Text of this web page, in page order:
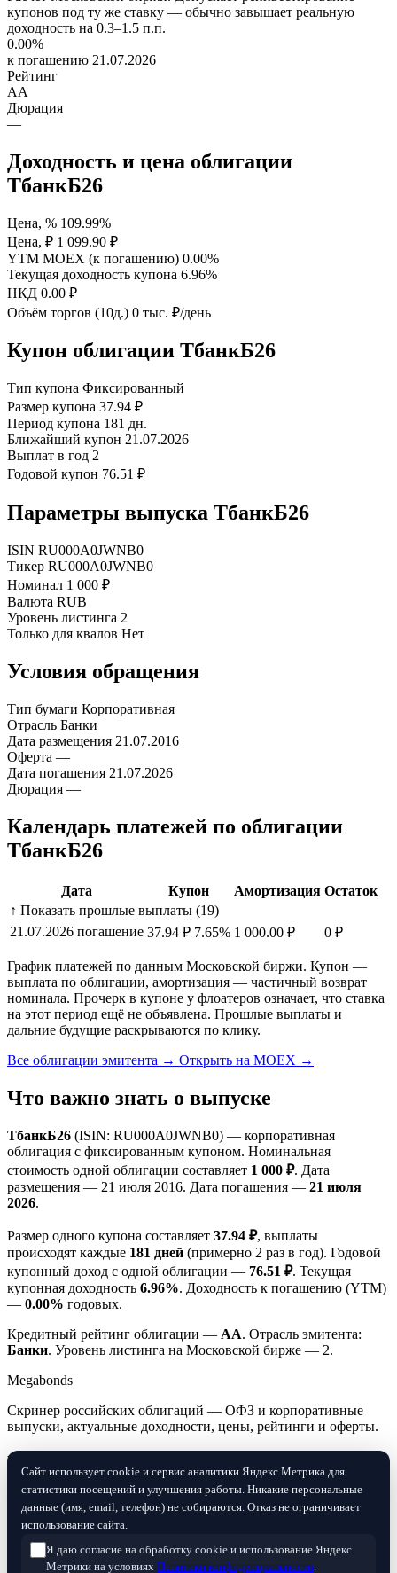
купонов под ту же ставку — обычно завышает реальную
доходность на 0.3–1.5 п.п.
0.00%
к погашению 21.07.2026
Рейтинг
AA
Дюрация
—
Доходность и цена облигации
ТбанкБ26
Цена, % 109.99%
Цена, ₽ 1 099.90 ₽
YTM MOEX (к погашению) 0.00%
Текущая доходность купона 6.96%
НКД 0.00 ₽
Объём торгов (10д.) 0 тыс. ₽/день
Купон облигации ТбанкБ26
Тип купона Фиксированный
Размер купона 37.94 ₽
Период купона 181 дн.
Ближайший купон 21.07.2026
Выплат в год 2
Годовой купон 76.51 ₽
Параметры выпуска ТбанкБ26
ISIN RU000A0JWNB0
Тикер RU000A0JWNB0
Номинал 1 000 ₽
Валюта RUB
Уровень листинга 2
Только для квалов Нет
Условия обращения
Тип бумаги Корпоративная
Отрасль Банки
Дата размещения 21.07.2016
Оферта —
Дата погашения 21.07.2026
Дюрация —
Календарь платежей по облигации
ТбанкБ26
Дата Купон Амортизация Остаток
↑ Показать прошлые выплаты (19)
21.07.2026 погашение 37.94 ₽ 7.65% 1 000.00 ₽ 0 ₽
График платежей по данным Московской биржи. Купон —
выплата по облигации, амортизация — частичный возврат
номинала. Прочерк в купоне у флоатеров означает, что ставка
на этот период ещё не объявлена. Прошлые выплаты и
дальние будущие раскрываются по клику.
Все облигации эмитента → Открыть на MOEX →
Что важно знать о выпуске
ТбанкБ26 (ISIN: RU000A0JWNB0) — корпоративная
облигация с фиксированным купоном. Номинальная
стоимость одной облигации составляет 1 000 ₽. Дата
размещения — 21 июля 2016. Дата погашения — 21 июля
2026.
Размер одного купона составляет 37.94 ₽, выплаты
происходят каждые 181 дней (примерно 2 раз в год). Годовой
купонный доход с одной облигации — 76.51 ₽. Текущая
купонная доходность 6.96%. Доходность к погашению (YTM)
— 0.00% годовых.
Кредитный рейтинг облигации — AA. Отрасль эмитента:
Банки. Уровень листинга на Московской бирже — 2.
Megabonds
Скринер российских облигаций — ОФЗ и корпоративные
выпуски, актуальные доходности, цены, рейтинги и оферты.
Разделы
Скринер облигаций
Ключевая ставка ЦБ
RUONIA
Информация на сайте не является индивидуальной
Сайт использует cookie и сервис аналитики Яндекс Метрика для
статистики посещений и улучшения работы. Никакие персональные
данные (имя, email, телефон) не собираются. Отказ не ограничивает
использование сайта.
Я даю согласие на обработку cookie и использование Яндекс
Метрики на условиях Политики конфиденциальности.